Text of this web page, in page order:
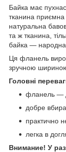
Байка має
тканина
натуральна
та ж тканина,
байка — народна.
Ця фланель
зручною
Головні
фланель —
добре
практично
легка в
Внимание! У